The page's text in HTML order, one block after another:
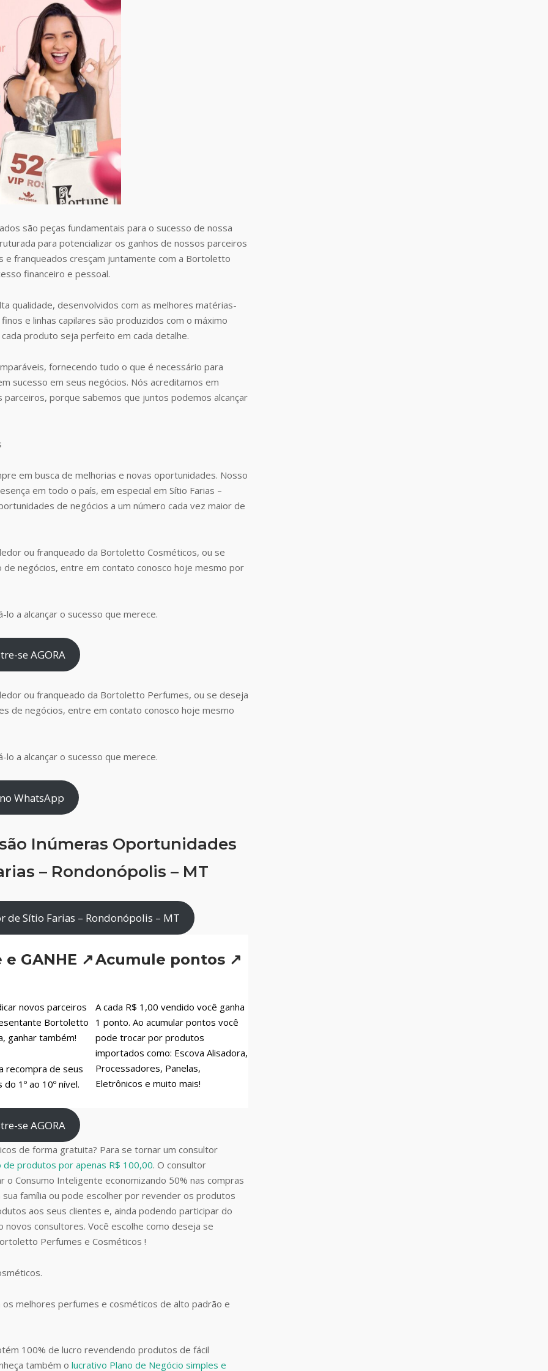
são peças fundamentais para o sucesso de nossa
para potencializar os ganhos de nossos parceiros
franqueados cresçam juntamente com a Bortoletto
financeiro e pessoal.
qualidade, desenvolvidos com as melhores matérias-
e linhas capilares são produzidos com o máximo
produto seja perfeito em cada detalhe.
fornecendo tudo o que é necessário para
sucesso em seus negócios. Nós acreditamos em
porque sabemos que juntos podemos alcançar
em busca de melhorias e novas oportunidades. Nosso
em todo o país, em especial em Sítio Farias –
de negócios a um número cada vez maior de
ou franqueado da Bortoletto Cosméticos, ou se
negócios, entre em contato conosco hoje mesmo por
a alcançar o sucesso que merece.
se AGORA
ou franqueado da Bortoletto Perfumes, ou se deseja
de negócios, entre em contato conosco hoje mesmo
a alcançar o sucesso que merece.
WhatsApp
Inúmeras Oportunidades
– Rondonópolis – MT
de Sítio Farias – Rondonópolis – MT
GANHE ↗
novos parceiros
Bortoletto
ganhar também!
recompra de seus
1º ao 10º nível.
Acumule pontos ↗
A cada R$ 1,00 vendido você ganha
1 ponto. Ao acumular pontos você
pode trocar por produtos
importados como: Escova Alisadora,
Processadores, Panelas,
Eletrônicos e muito mais!
se AGORA
de forma gratuita? Para se tornar um consultor
produtos por apenas R$ 100,00. O consultor
Consumo Inteligente economizando 50% nas compras
família ou pode escolher por revender os produtos
aos seus clientes e, ainda podendo participar do
novos consultores. Você escolhe como deseja se
Perfumes e Cosméticos !
melhores perfumes e cosméticos de alto padrão e
100% de lucro revendendo produtos de fácil
também o lucrativo Plano de Negócio simples e